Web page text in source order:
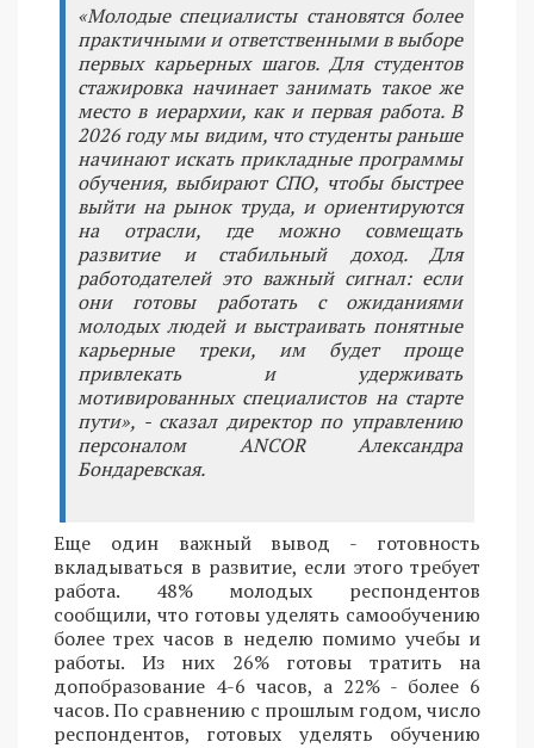
«Молодые специалисты становятся более
практичными и ответственными в выборе
первых карьерных шагов. Для студентов
стажировка начинает занимать такое же
место в иерархии, как и первая работа. В
2026 году мы видим, что студенты раньше
начинают искать прикладные программы
обучения, выбирают СПО, чтобы быстрее
выйти на рынок труда, и ориентируются
на отрасли, где можно совмещать
развитие и стабильный доход. Для
работодателей это важный сигнал: если
они готовы работать с ожиданиями
молодых людей и выстраивать понятные
карьерные треки, им будет проще
привлекать и удерживать
мотивированных специалистов на старте
пути», - сказал директор по управлению
персоналом ANCOR Александра
Бондаревская.
Еще один важный вывод - готовность
вкладываться в развитие, если этого требует
работа. 48% молодых респондентов
сообщили, что готовы уделять самообучению
более трех часов в неделю помимо учебы и
работы. Из них 26% готовы тратить на
допобразование 4-6 часов, а 22% - более 6
часов. По сравнению с прошлым годом, число
респондентов, готовых уделять обучению